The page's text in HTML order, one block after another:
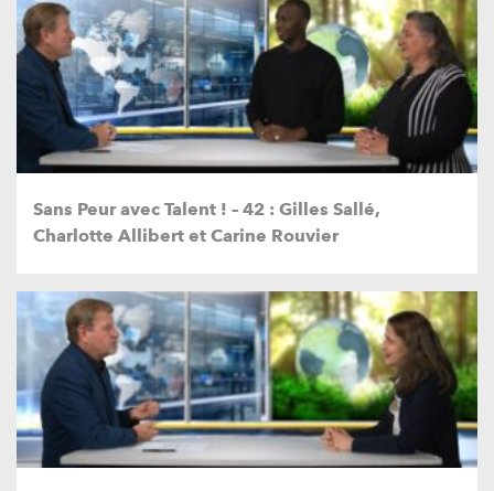
Sans Peur avec Talent ! – 42 : Gilles Sallé,
Charlotte Allibert et Carine Rouvier